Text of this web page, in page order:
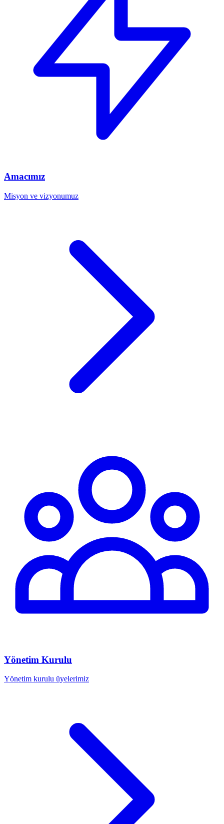
Amacımız
Misyon ve vizyonumuz
Yönetim Kurulu
Yönetim kurulu üyelerimiz